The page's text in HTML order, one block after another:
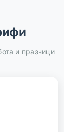
и празници